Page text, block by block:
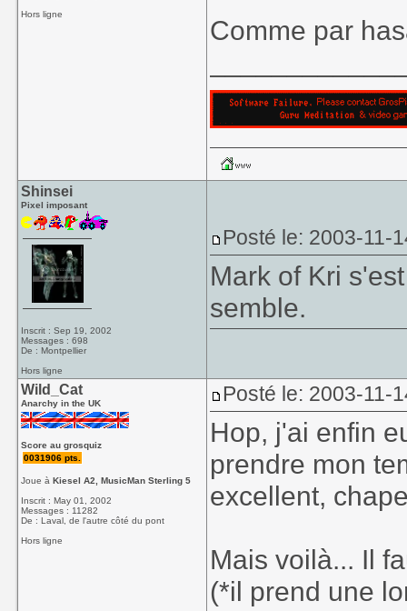
Hors ligne
Comme par
Shinsei
Pixel imposant
Inscrit : Sep 19, 2002
Messages : 698
De : Montpellier
Hors ligne
Posté le: 2003-11-
Mark of Kri
semble.
Wild_Cat
Anarchy in the UK
Score au grosquiz
0031906 pts.
Joue àKiesel A2, MusicMan Sterling 5
Inscrit : May 01, 2002
Messages : 11282
De : Laval, de l'autre côté du pont
Hors ligne
Posté le: 2003-11-
Hop, j'ai enfin
prendre mon
excellent,
Mais voilà... Il
(*il prend une